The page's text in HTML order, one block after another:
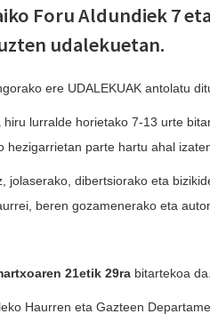
Foru Aldundiek 7
udalekuetan.
ere UDALEKUAK antolatu
hiru lurralde horietako 7-13 urte
hezigarrietan parte hartu ahal
jolaserako, dibertsiorako eta
beren gozamenerako eta
21etik 29ra bitartekoa da.
Haurren eta Gazteen